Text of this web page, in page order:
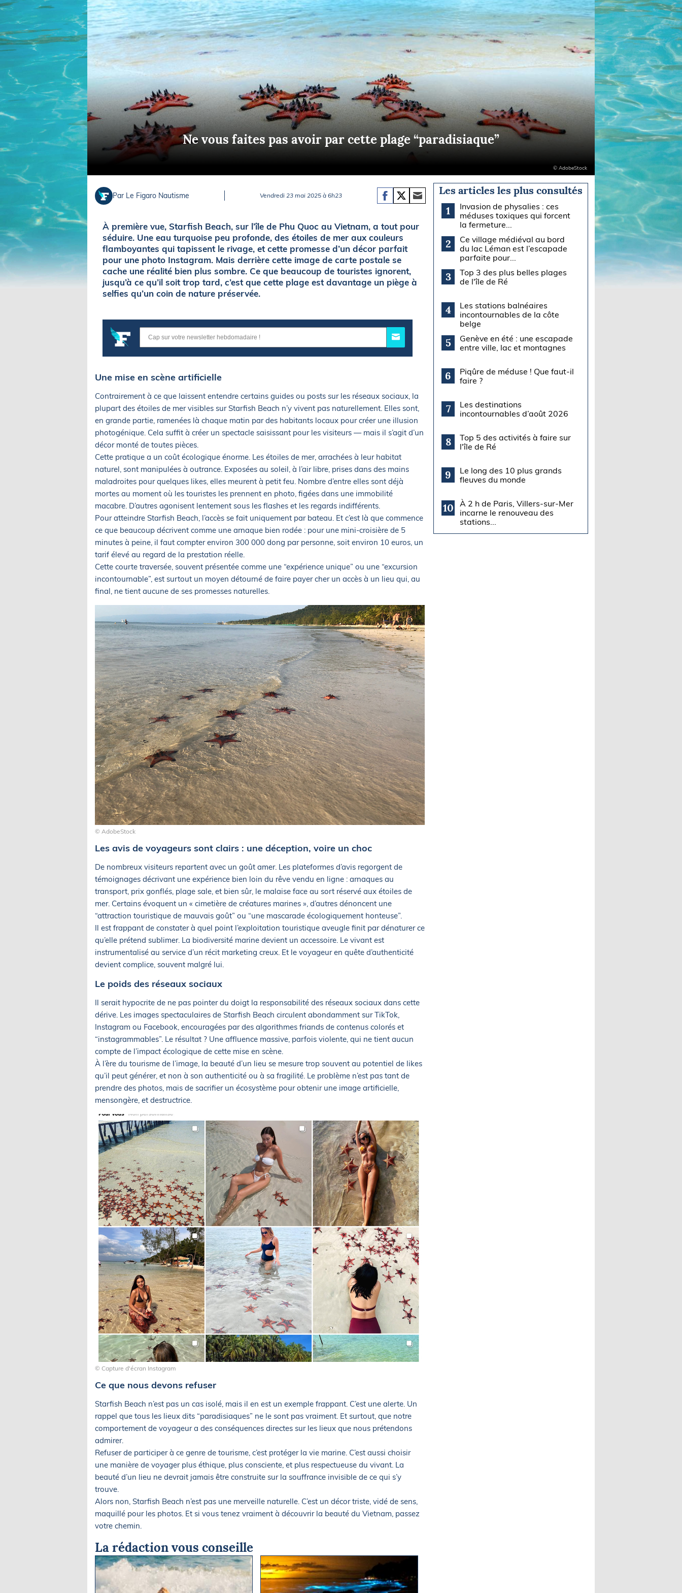
Equipements
Salons
Economie
Yachting
LOISIRS
Pêche en mer
Plongée
Glisse
Briefings
FLASH INFO
Ne vous faites pas avoir par cette plage “paradisiaque”
© AdobeStock
Par Le Figaro Nautisme Vendredi 23 mai 2025 à 6h23
À première vue, Starfish Beach, sur l’île de Phu Quoc au Vietnam, a tout pour
séduire. Une eau turquoise peu profonde, des étoiles de mer aux couleurs
flamboyantes qui tapissent le rivage, et cette promesse d’un décor parfait
pour une photo Instagram. Mais derrière cette image de carte postale se
cache une réalité bien plus sombre. Ce que beaucoup de touristes ignorent,
jusqu’à ce qu’il soit trop tard, c’est que cette plage est davantage un piège à
selfies qu’un coin de nature préservée.
Une mise en scène artificielle
Contrairement à ce que laissent entendre certains guides ou posts sur les réseaux sociaux, la
plupart des étoiles de mer visibles sur Starfish Beach n’y vivent pas naturellement. Elles sont,
en grande partie, ramenées là chaque matin par des habitants locaux pour créer une illusion
photogénique. Cela suffit à créer un spectacle saisissant pour les visiteurs — mais il s’agit d’un
décor monté de toutes pièces.
Cette pratique a un coût écologique énorme. Les étoiles de mer, arrachées à leur habitat
naturel, sont manipulées à outrance. Exposées au soleil, à l’air libre, prises dans des mains
maladroites pour quelques likes, elles meurent à petit feu. Nombre d’entre elles sont déjà
mortes au moment où les touristes les prennent en photo, figées dans une immobilité
macabre. D’autres agonisent lentement sous les flashes et les regards indifférents.
Pour atteindre Starfish Beach, l’accès se fait uniquement par bateau. Et c’est là que commence
ce que beaucoup décrivent comme une arnaque bien rodée : pour une mini-croisière de 5
minutes à peine, il faut compter environ 300 000 dong par personne, soit environ 10 euros, un
tarif élevé au regard de la prestation réelle.
Cette courte traversée, souvent présentée comme une “expérience unique” ou une “excursion
incontournable”, est surtout un moyen détourné de faire payer cher un accès à un lieu qui, au
final, ne tient aucune de ses promesses naturelles.
© AdobeStock
Les avis de voyageurs sont clairs : une déception, voire un choc
De nombreux visiteurs repartent avec un goût amer. Les plateformes d’avis regorgent de
témoignages décrivant une expérience bien loin du rêve vendu en ligne : arnaques au
transport, prix gonflés, plage sale, et bien sûr, le malaise face au sort réservé aux étoiles de
mer. Certains évoquent un « cimetière de créatures marines », d’autres dénoncent une
“attraction touristique de mauvais goût” ou “une mascarade écologiquement honteuse”.
Il est frappant de constater à quel point l’exploitation touristique aveugle finit par dénaturer ce
qu’elle prétend sublimer. La biodiversité marine devient un accessoire. Le vivant est
instrumentalisé au service d’un récit marketing creux. Et le voyageur en quête d’authenticité
devient complice, souvent malgré lui.
Le poids des réseaux sociaux
Il serait hypocrite de ne pas pointer du doigt la responsabilité des réseaux sociaux dans cette
dérive. Les images spectaculaires de Starfish Beach circulent abondamment sur TikTok,
Instagram ou Facebook, encouragées par des algorithmes friands de contenus colorés et
“instagrammables”. Le résultat ? Une affluence massive, parfois violente, qui ne tient aucun
compte de l’impact écologique de cette mise en scène.
À l’ère du tourisme de l’image, la beauté d’un lieu se mesure trop souvent au potentiel de likes
qu’il peut générer, et non à son authenticité ou à sa fragilité. Le problème n’est pas tant de
prendre des photos, mais de sacrifier un écosystème pour obtenir une image artificielle,
mensongère, et destructrice.
© Capture d'écran Instagram
Ce que nous devons refuser
Starfish Beach n’est pas un cas isolé, mais il en est un exemple frappant. C’est une alerte. Un
rappel que tous les lieux dits “paradisiaques” ne le sont pas vraiment. Et surtout, que notre
comportement de voyageur a des conséquences directes sur les lieux que nous prétendons
admirer.
Refuser de participer à ce genre de tourisme, c’est protéger la vie marine. C’est aussi choisir
une manière de voyager plus éthique, plus consciente, et plus respectueuse du vivant. La
beauté d’un lieu ne devrait jamais être construite sur la souffrance invisible de ce qui s’y
trouve.
Alors non, Starfish Beach n’est pas une merveille naturelle. C’est un décor triste, vidé de sens,
maquillé pour les photos. Et si vous tenez vraiment à découvrir la beauté du Vietnam, passez
votre chemin.
La rédaction vous conseille
Les articles les plus consultés
1
Invasion de physalies : ces
méduses toxiques qui forcent
la fermeture...
2
Ce village médiéval au bord
du lac Léman est l’escapade
parfaite pour...
3
Top 3 des plus belles plages
de l'île de Ré
4
Les stations balnéaires
incontournables de la côte
belge
5
Genève en été : une escapade
entre ville, lac et montagnes
6
Piqûre de méduse ! Que faut-il
faire ?
7
Les destinations
incontournables d’août 2026
8
Top 5 des activités à faire sur
l'île de Ré
9
Le long des 10 plus grands
fleuves du monde
10
À 2 h de Paris, Villers-sur-Mer
incarne le renouveau des
stations...